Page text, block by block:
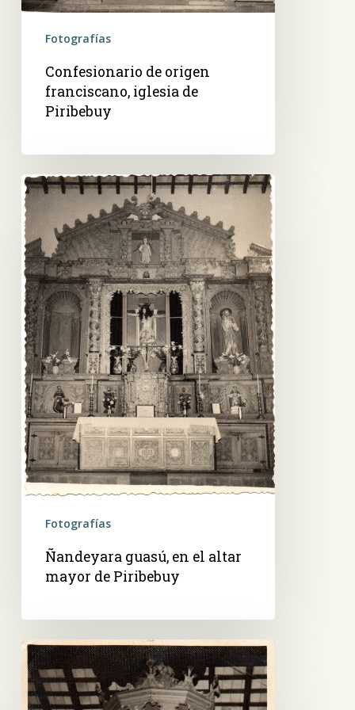
Fotografías
Confesionario de origen
franciscano, iglesia de
Piribebuy
Ñandeyara
guasú,
en
el
altar
mayor
de
Piribebuy
Fotografías
Ñandeyara guasú, en el altar
mayor de Piribebuy
Pulpito
de
origen